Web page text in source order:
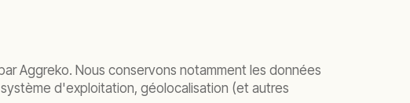
Aggreko. Nous conservons notamment les données
d'exploitation, géolocalisation (et autres